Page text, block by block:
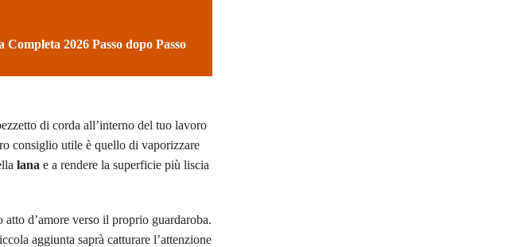
2026 Passo dopo Passo
di corda all’interno del tuo lavoro
consiglio utile è quello di vaporizzare
lana e a rendere la superficie più liscia
d’amore verso il proprio guardaroba.
aggiunta saprà catturare l’attenzione